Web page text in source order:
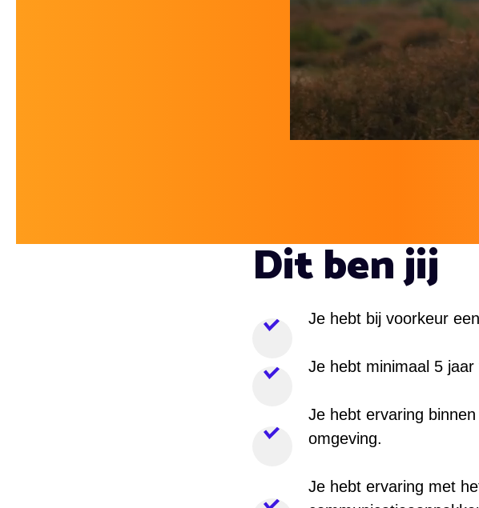
Dit ben jij
Je hebt bij voorkeur
Je hebt minimaal 5
Je hebt ervaring
omgeving.
Je hebt ervaring met